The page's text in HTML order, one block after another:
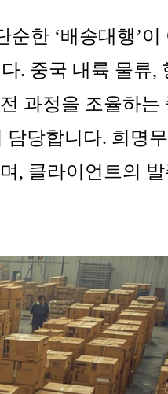
한 ‘배송대행’
. 중국 내륙 물류,
과정을 조율하는
당합니다. 희명
, 클라이언트의